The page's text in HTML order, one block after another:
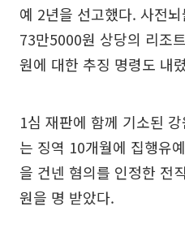
예 2년을 선고했다. 사전
73만5000원 상당의 리조
원에 대한 추징 명령도 내
1심 재판에 함께 기소된
는 징역 10개월에 집행유
을 건넨 혐의를 인정한 전
원을 명 받았다.